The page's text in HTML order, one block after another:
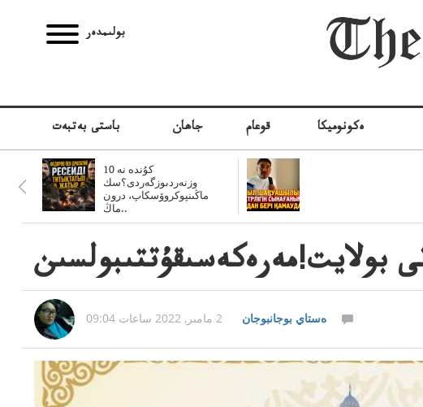
بولىمدەر
باستى بەتبەت جاھان قوعام ەكونوميكا
10 كۇندە نە
وزنەردىوزگەردى؟سك
ماڭىنپوكروۆسكاپ، درون
ماڭ..
ەستاي بوجانبوجان 2 مامىر, 2022 ساعات 09:04